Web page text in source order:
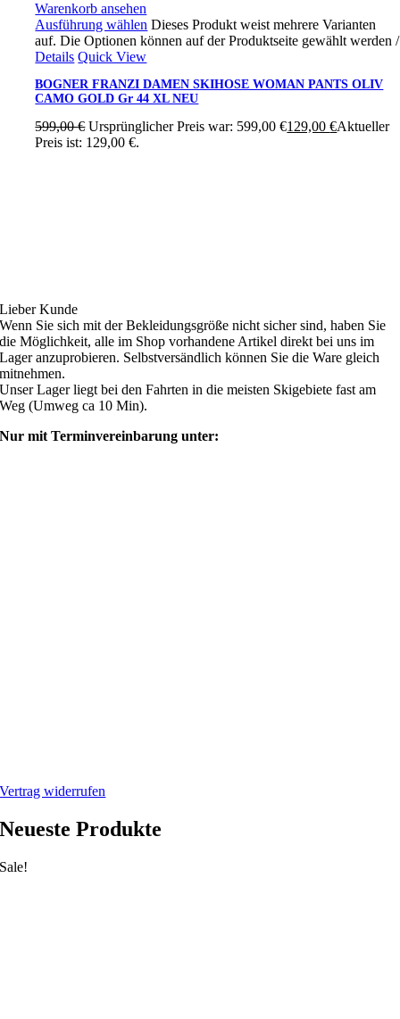
Warenkorb ansehen
Ausführung wählen Dieses Produkt weist mehrere Varianten
auf. Die Optionen können auf der Produktseite gewählt werden/
Details Quick View
BOGNER FRANZI DAMEN SKIHOSE WOMAN PANTS OLIV
CAMO GOLD Gr 44 XL NEU
599,00€ Ursprünglicher Preis war: 599,00 €129,00€Aktueller
Preis ist: 129,00 €.
Lieber Kunde
Wenn Sie sich mit der Bekleidungsgröße nicht sicher sind, haben Sie
die Möglichkeit, alle im Shop vorhandene Artikel direkt bei uns im
Lager anzuprobieren. Selbstversändlich können Sie die Ware gleich
mitnehmen.
Unser Lager liegt bei den Fahrten in die meisten Skigebiete fast am
Weg (Umweg ca 10 Min).
Nur mit Terminvereinbarung unter:
Vertrag widerrufen
Neueste Produkte
Sale!